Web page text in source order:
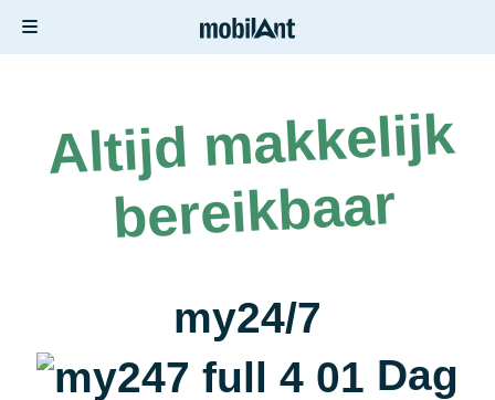
Altijd
makkelijk
bereikbaar
my24/7
Dag